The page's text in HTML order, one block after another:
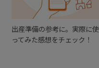
出産準備の参考に。実際に使
ってみた感想をチェック！